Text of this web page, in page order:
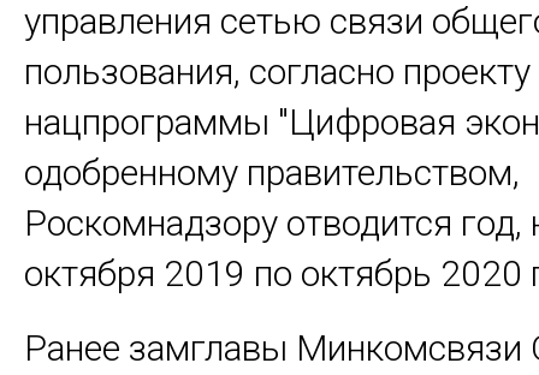
управления сетью связи
пользования, согласно
нацпрограммы "Цифровая
одобренному правительством,
Роскомнадзору отводится год,
октября 2019 по октябрь 2020
Ранее замглавы Минкомсвязи